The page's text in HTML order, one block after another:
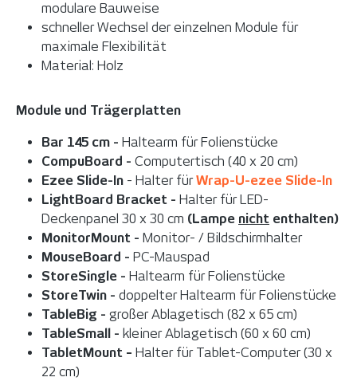
modulare Bauweise
schneller Wechsel der einzelnen Module für
maximale Flexibilität
Material: Holz
Module und Trägerplatten
Bar 145 cm - Haltearm für Folienstücke
CompuBoard - Computertisch (40 x 20 cm)
Ezee Slide-In - Halter fürWrap-U-ezee Slide-In
LightBoard Bracket - Halter für LED-
Deckenpanel 30 x 30 cm (Lampe nicht enthalten)
MonitorMount - Monitor- / Bildschirmhalter
MouseBoard - PC-Mauspad
StoreSingle - Haltearm für Folienstücke
StoreTwin - doppelter Haltearm für Folienstücke
TableBig - großer Ablagetisch (82 x 65 cm)
TableSmall - kleiner Ablagetisch (60 x 60 cm)
TabletMount - Halter für Tablet-Computer (30 x
22 cm)